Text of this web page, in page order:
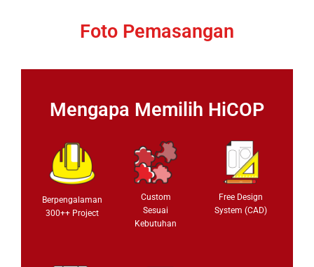
Foto Pemasangan
Mengapa Memilih HiCOP
Berpengalaman
300++ Project
Custom
Sesuai
Kebutuhan
Free Design
System (CAD)